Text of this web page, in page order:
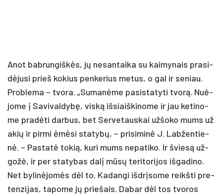
Anot bab­run­giš­kės, jų ne­san­tai­ka su kai­my­nais pra­si­
dė­ju­si prieš ko­kius pen­ke­rius me­tus, o gal ir se­niau.
Prob­le­ma – tvo­ra. „Su­ma­nė­me pa­si­sta­ty­ti tvo­rą. Nuė­
jo­me į Sa­vi­val­dy­bę, vis­ką iš­siaiš­ki­no­me ir jau ke­ti­no­
me pra­dė­ti dar­bus, bet Ser­ve­taus­kai už­šo­ko mums už
akių ir pir­mi ėmė­si sta­ty­bų, – pri­si­mi­nė J. Lab­žen­tie­
nė. – Pas­ta­tė to­kią, ku­ri mums ne­pa­ti­ko. Ir švie­są už­
go­žė, ir per sta­ty­bas da­lį mū­sų te­ri­to­ri­jos iš­ga­di­no.
Net by­li­nė­jo­mės dėl to. Ka­dan­gi iš­drį­so­me reikš­ti pre­
ten­zi­jas, ta­po­me jų prie­šais. Da­bar dėl tos tvo­ros